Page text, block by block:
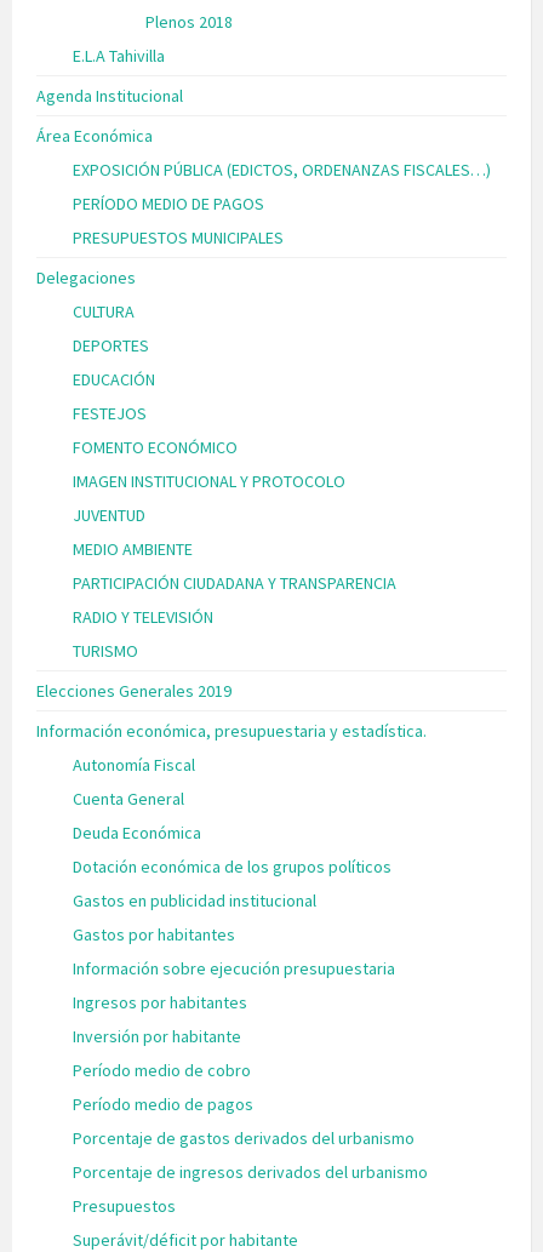
Plenos 2018
E.L.A Tahivilla
Agenda Institucional
Área Económica
EXPOSICIÓN PÚBLICA (EDICTOS, ORDENANZAS FISCALES…)
PERÍODO MEDIO DE PAGOS
PRESUPUESTOS MUNICIPALES
Delegaciones
CULTURA
DEPORTES
EDUCACIÓN
FESTEJOS
FOMENTO ECONÓMICO
IMAGEN INSTITUCIONAL Y PROTOCOLO
JUVENTUD
MEDIO AMBIENTE
PARTICIPACIÓN CIUDADANA Y TRANSPARENCIA
RADIO Y TELEVISIÓN
TURISMO
Elecciones Generales 2019
Información económica, presupuestaria y estadística.
Autonomía Fiscal
Cuenta General
Deuda Económica
Dotación económica de los grupos políticos
Gastos en publicidad institucional
Gastos por habitantes
Información sobre ejecución presupuestaria
Ingresos por habitantes
Inversión por habitante
Período medio de cobro
Período medio de pagos
Porcentaje de gastos derivados del urbanismo
Porcentaje de ingresos derivados del urbanismo
Presupuestos
Superávit/déficit por habitante